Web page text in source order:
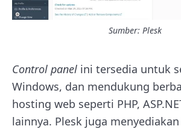
Sumber: Plesk
Control panel ini tersedia untuk
Windows, dan mendukung
hosting web seperti PHP,
lainnya. Plesk juga